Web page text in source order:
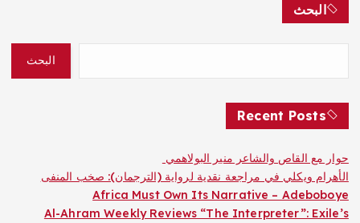
البحث
البحث
Recent Posts
حوار مع القاص والشاعر منير البولاهمي
الأهرام ويكلي في مراجعة نقدية لرواية (الترجمان): صخب المنفى
Africa Must Own Its Narrative – Adeboboye
Al-Ahram Weekly Reviews “The Interpreter”: Exile’s